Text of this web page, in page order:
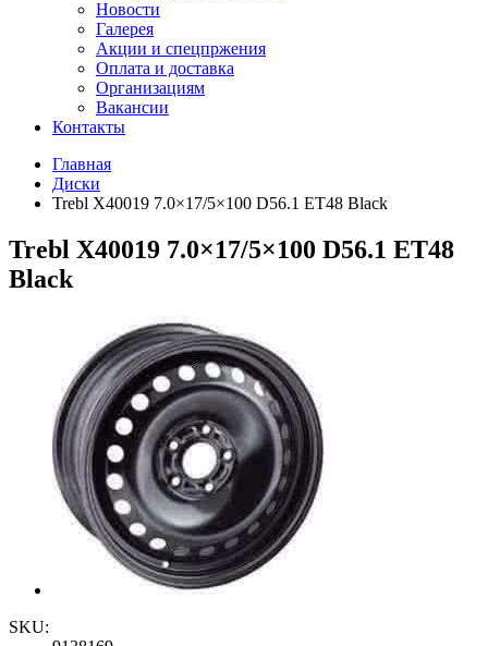
Новости
Галерея
Акции и спецпржения
Оплата и доставка
Организациям
Вакансии
Контакты
Главная
Диски
Trebl X40019 7.0×17/5×100 D56.1 ET48 Black
Trebl X40019 7.0×17/5×100 D56.1 ET48
Black
SKU: